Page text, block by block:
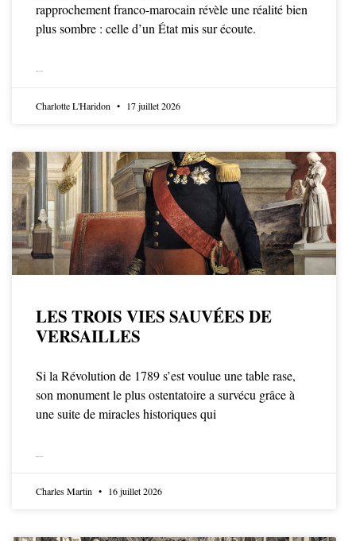
rapprochement franco-marocain révèle une réalité bien
plus sombre : celle d’un État mis sur écoute.
Charlotte L'Haridon 17 juillet 2026
LES TROIS VIES SAUVÉES DE
VERSAILLES
Si la Révolution de 1789 s’est voulue une table rase,
son monument le plus ostentatoire a survécu grâce à
une suite de miracles historiques qui
Charles Martin 16 juillet 2026